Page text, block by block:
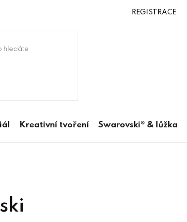
REGISTRACE
Kreativní tvoření Swarovski® & lůžka